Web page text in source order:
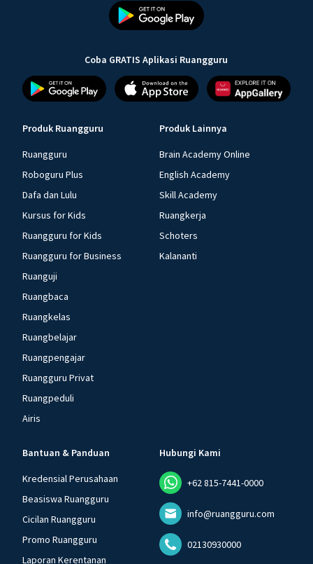
Coba GRATIS Aplikasi Ruangguru
Produk Ruangguru
Ruangguru
Roboguru Plus
Dafa dan Lulu
Kursus for Kids
Ruangguru for Kids
Ruangguru for Business
Ruanguji
Ruangbaca
Ruangkelas
Ruangbelajar
Ruangpengajar
Ruangguru Privat
Ruangpeduli
Airis
Produk Lainnya
Brain Academy Online
English Academy
Skill Academy
Ruangkerja
Schoters
Kalananti
Bantuan & Panduan
Kredensial Perusahaan
Beasiswa Ruangguru
Cicilan Ruangguru
Promo Ruangguru
Laporan Kerentanan
Hubungi Kami
+62 815-7441-0000
info@ruangguru.com
02130930000